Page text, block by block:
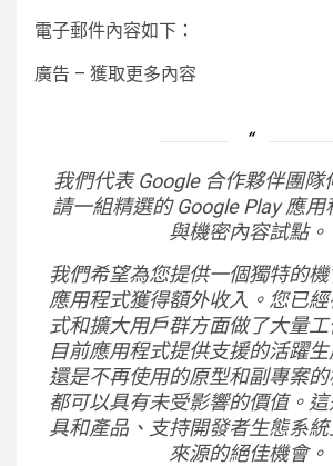
電子郵件內容如下：
廣告 – 獲取更多內容
我們代表 Google 合作夥伴團隊
請一組精選的 Google Play 應
與機密內容試點。
我們希望為您提供一個獨特的
應用程式獲得額外收入。您已
式和擴大用戶群方面做了大量
目前應用程式提供支援的活躍生
還是不再使用的原型和副專案
都可以具有未受影響的價值。
具和產品、支持開發者生態系
來源的絕佳機會。